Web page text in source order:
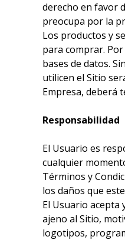
derecho en favor
preocupa por la
Los productos y
para comprar.
bases de datos.
utilicen el Sitio
Empresa, deberá
Responsabilidad
El Usuario es
cualquier
Términos y
los daños que
El Usuario
ajeno al Sitio,
logotipos,